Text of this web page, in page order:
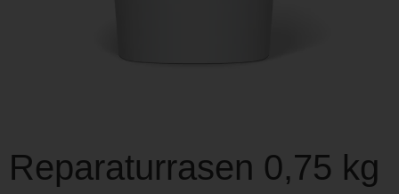
Reparaturrasen 0,75 kg